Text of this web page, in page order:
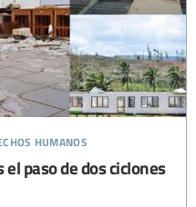
humanos
paso de dos ciclones